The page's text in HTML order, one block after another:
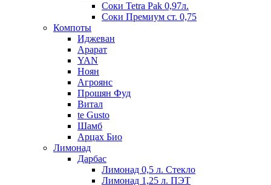
Соки Tetra Pak 0,97л.
Соки Премиум ст. 0,75
Компоты
Иджеван
Арарат
YAN
Ноян
Агроянс
Прошян Фуд
Витал
te Gusto
Шамб
Арцах Био
Лимонад
Дарбас
Лимонад 0,5 л. Стекло
Лимонад 1,25 л. ПЭТ